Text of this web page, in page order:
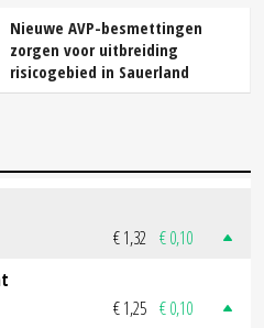
Nieuwe AVP-besmettingen
zorgen voor uitbreiding
risicogebied in Sauerland
€ 1,32 € 0,10
€ 1,25 € 0,10